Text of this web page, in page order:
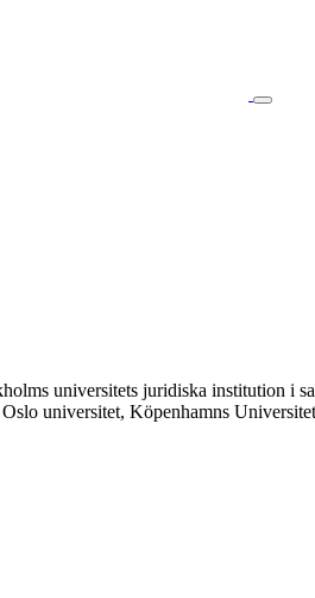
universitets juridiska institution i
universitet, Köpenhamns